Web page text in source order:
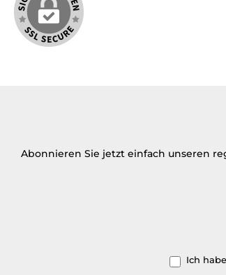
Abonnieren Sie jetzt einfach unseren
Ich